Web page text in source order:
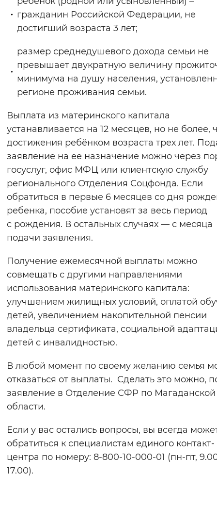
гражданин Российской Федерации, не
достигший возраста 3 лет;
размер среднедушевого дохода семьи не
превышает двукратную величину
минимума на душу населения,
регионе проживания семьи.
Выплата из материнского капитала
устанавливается на 12 месяцев, но не более,
достижения ребёнком возраста трех лет.
заявление на ее назначение можно через
госуслуг, офис МФЦ или клиентскую службу
регионального Отделения Соцфонда. Если
обратиться в первые 6 месяцев со дня
ребенка, пособие установят за весь период
с рождения. В остальных случаях — с месяца
подачи заявления.
Получение ежемесячной выплаты можно
совмещать с другими направлениями
использования материнского капитала:
улучшением жилищных условий, оплатой
детей, увеличением накопительной пенсии
владельца сертификата, социальной
детей с инвалидностью.
В любой момент по своему желанию семья
отказаться от выплаты. Сделать это можно,
заявление в Отделение СФР по Магаданской
области.
Если у вас остались вопросы, вы всегда
обратиться к специалистам единого контакт-
центра по номеру: 8-800-10-000-01 (пн-пт,
17.00).